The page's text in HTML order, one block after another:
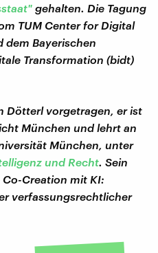
gehalten. Die Tagung
TUM Center for Digital
dem Bayerischen
Transformation (bidt)
Dötterl vorgetragen, er ist
München und lehrt an
München, unter
und Recht. Sein
Creation mit KI:
verfassungsrechtlicher